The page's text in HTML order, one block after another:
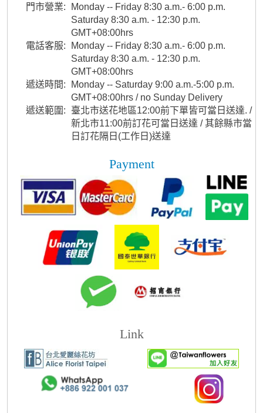
門市營業:
Monday -- Friday 8:30 a.m.- 6:00 p.m.
Saturday 8:30 a.m. - 12:30 p.m.
GMT+08:00hrs
電話客服:
Monday -- Friday 8:30 a.m.- 6:00 p.m.
Saturday 8:30 a.m. - 12:30 p.m.
GMT+08:00hrs
遞送時間:
Monday -- Saturday 9:00 a.m.-5:00 p.m.
GMT+08:00hrs / no Sunday Delivery
遞送範圍:
臺北市送花地區12:00前下單皆可當日送達. /
新北市11:00前訂花可當日送達 / 其餘縣市當
日訂花隔日(工作日)送達
Payment
Link